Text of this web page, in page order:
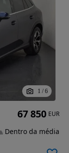
1 / 6
67 850 EUR
Dentro da média